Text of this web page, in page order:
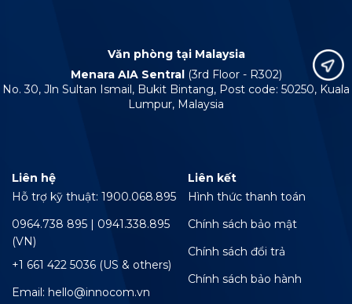
Văn phòng tại Malaysia
Menara AIA Sentral (3rd Floor - R302)
No. 30, Jln Sultan Ismail, Bukit Bintang, Post code: 50250, Kuala
Lumpur, Malaysia
Liên hệ
Hỗ trợ kỹ thuật: 1900.068.895
0964.738 895 | 0941.338.895
(VN)
+1 661 422 5036 (US & others)
Email: hello@innocom.vn
Liên kết
Hình thức thanh toán
Chính sách bảo mật
Chính sách đổi trả
Chính sách bảo hành